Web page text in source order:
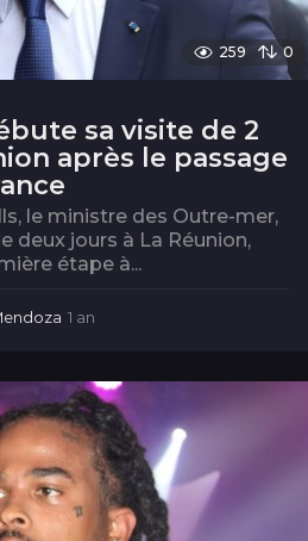
259 0
sa visite de 2
après le passage
le ministre des Outre-mer,
deux jours à La Réunion,
étape à...
1 an